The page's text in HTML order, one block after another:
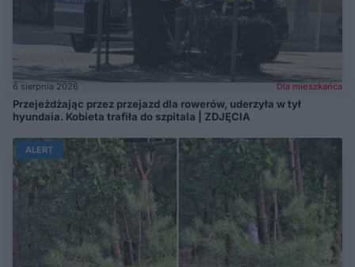
6 sierpnia 2026 Dla mieszkańca
Przejeżdżając przez przejazd dla rowerów, uderzyła w tył
hyundaia. Kobieta trafiła do szpitala | ZDJĘCIA
ALERT